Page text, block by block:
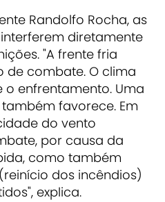
Randolfo Rocha, as
diretamente
"A frente fria
de combate. O clima
enfrentamento. Uma
favorece. Em
do vento
por causa da
como também
dos incêndios)
explica.